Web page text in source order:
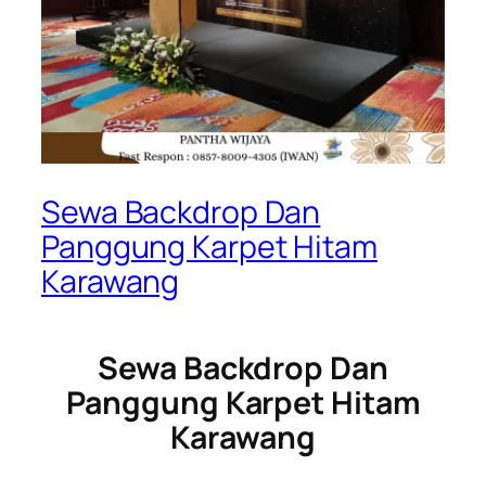
Sewa Backdrop Dan
Panggung Karpet Hitam
Karawang
Sewa Backdrop Dan
Panggung Karpet Hitam
Karawang